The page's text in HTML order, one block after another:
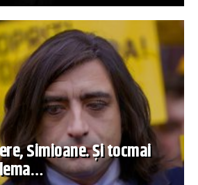
Simioane. Și tocmai